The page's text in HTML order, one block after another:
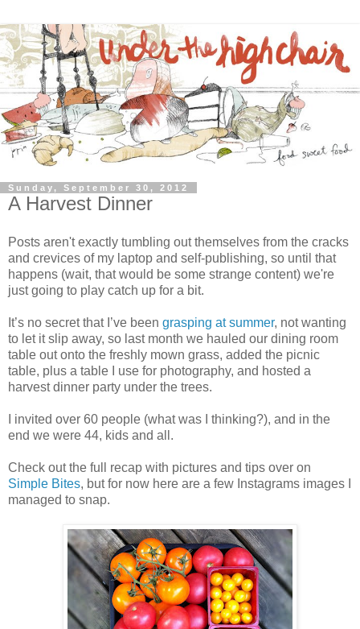
Sunday, September 30, 2012
A Harvest Dinner
Posts aren't exactly tumbling out themselves from the cracks
and crevices of my laptop and self-publishing, so until that
happens (wait, that would be some strange content) we're
just going to play catch up for a bit.
It’s no secret that I’ve been grasping at summer, not wanting
to let it slip away, so last month we hauled our dining room
table out onto the freshly mown grass, added the picnic
table, plus a table I use for photography, and hosted a
harvest dinner party under the trees.
I invited over 60 people (what was I thinking?), and in the
end we were 44, kids and all.
Check out the full recap with pictures and tips over on
Simple Bites, but for now here are a few Instagrams images I
managed to snap.